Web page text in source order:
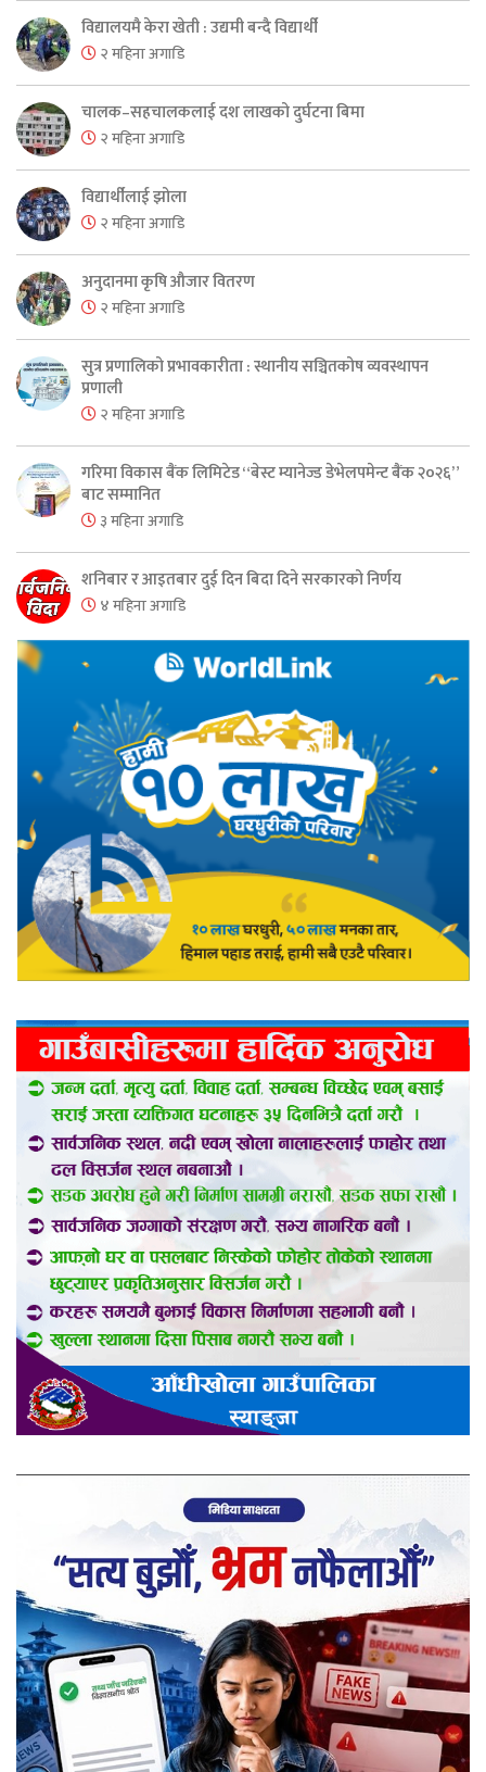
विद्यालयमै केरा खेती : उद्यमी बन्दै विद्यार्थी
२ महिना अगाडि
चालक–सहचालकलाई दश लाखको दुर्घटना बिमा
२ महिना अगाडि
विद्यार्थीलाई झोला
२ महिना अगाडि
अनुदानमा कृषि औजार वितरण
२ महिना अगाडि
सुत्र प्रणालिको प्रभावकारीता : स्थानीय सञ्चितकोष व्यवस्थापन
प्रणाली
२ महिना अगाडि
गरिमा विकास बैंक लिमिटेड “बेस्ट म्यानेज्ड डेभेलपमेन्ट बैंक २०२६”
बाट सम्मानित
३ महिना अगाडि
शनिबार र आइतबार दुई दिन बिदा दिने सरकारको निर्णय
४ महिना अगाडि